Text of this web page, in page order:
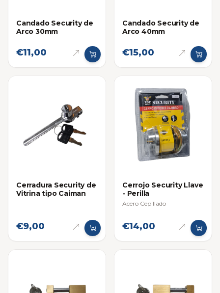
Candado Security de
Arco 30mm
€11,00
Candado Security de
Arco 40mm
€15,00
Cerradura Security de
Vitrina tipo Caiman
€9,00
Cerrojo Security Llave
- Perilla
Acero Cepillado
€14,00